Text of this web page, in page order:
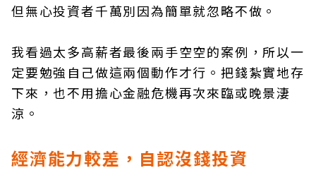
但無心投資者千萬別因為簡單就忽略不做。
我看過太多高薪者最後兩手空空的案例，所以一
定要勉強自己做這兩個動作才行。把錢紮實地存
下來，也不用擔心金融危機再次來臨或晚景淒
涼。
經濟能力較差，自認沒錢投資